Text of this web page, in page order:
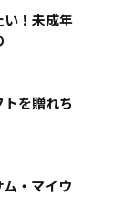
！未成年
を贈れち
・マイウ